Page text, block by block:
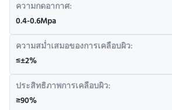
ความกดอากาศ:
0.4-0.6Mpa
ความสม่ำเสมอของการเคลือบผิว:
≤±2%
ประสิทธิภาพการเคลือบผิว:
≥90%